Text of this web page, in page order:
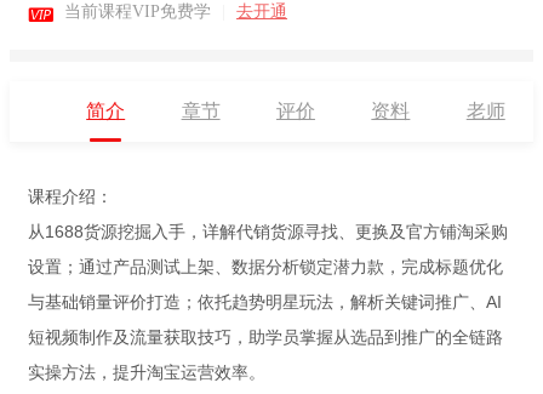
 当前课程VIP免费学 去开通
简介 章节 评价 资料 老师
课程介绍：
从1688货源挖掘入手，详解代销货源寻找、更换及官方铺淘采购
设置；通过产品测试上架、数据分析锁定潜力款，完成标题优化
与基础销量评价打造；依托趋势明星玩法，解析关键词推广、AI
短视频制作及流量获取技巧，助学员掌握从选品到推广的全链路
实操方法，提升淘宝运营效率。